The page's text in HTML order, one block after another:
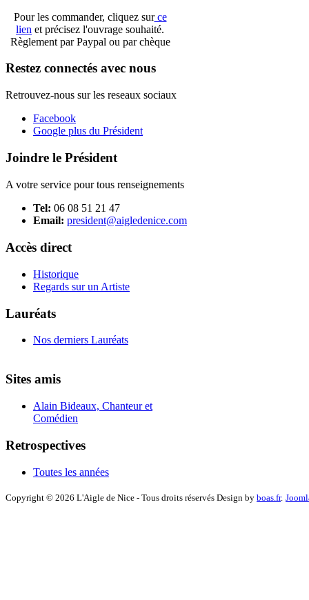
Pour les commander, cliquez surce
lien et précisez l'ouvrage souhaité.
Règlement par Paypal ou par chèque
Restez connectés avec nous
Retrouvez-nous sur les reseaux sociaux
Facebook
Google plus du Président
Joindre le Président
A votre service pour tous renseignements
Tel: 06 08 51 21 47
Email: president@aigledenice.com
Accès direct
Historique
Regards sur un Artiste
Lauréats
Nos derniers Lauréats
Sites amis
Alain Bideaux, Chanteur et
Comédien
Retrospectives
Toutes les années
Copyright © 2026 L'Aigle de Nice - Tous droits réservés Design by boas.fr.